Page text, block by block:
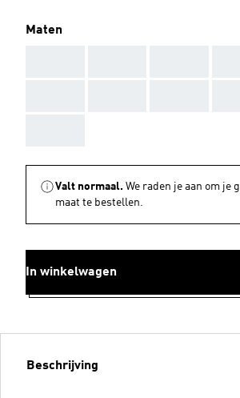
Maten
Valt normaal. We raden je aan om je
maat te bestellen.
In winkelwagen
Beschrijving